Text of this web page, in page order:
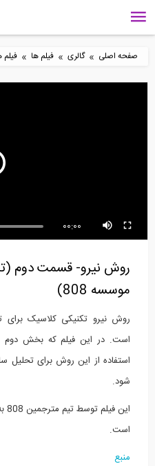
صفحه اصلی » گالری » فیلم ها »
بخشی از
دستی
59:15
زمانی در نرم...
8:30
استاتیکی
00:00
روش نیرو- قسمت دوم
موسسه 808)
روش نیرو تکنیکی کلاسیک برای
است. در این فیلم که بخش دوم
استفاده از این روش برای تحلیل
شود.
است.
منبع